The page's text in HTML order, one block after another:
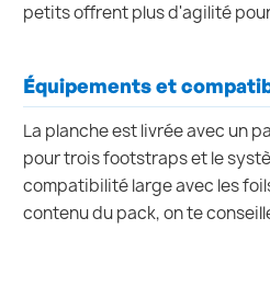
petits offrent plus d'agilité
Équipements et
La planche est livrée avec un
pour trois footstraps et le
compatibilité large avec les
contenu du pack, on te